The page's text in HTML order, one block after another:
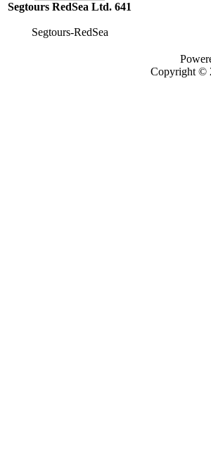
Segtours RedSea Ltd. 641
Segtours-RedSea
Copyright ©